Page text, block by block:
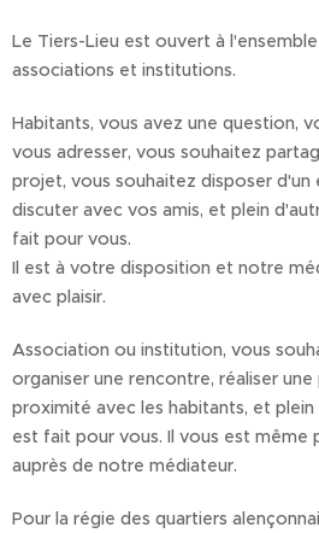
Le Tiers-Lieu est ouvert à
associations et institutions.
Habitants, vous avez une question,
vous adresser, vous souhaitez
projet, vous souhaitez disposer d'un
discuter avec vos amis, et plein
fait pour vous.
Il est à votre disposition et notre
avec plaisir.
Association ou institution, vous
organiser une rencontre, réaliser une
proximité avec les habitants, et plein
est fait pour vous. Il vous est même
auprès de notre médiateur.
Pour la régie des quartiers